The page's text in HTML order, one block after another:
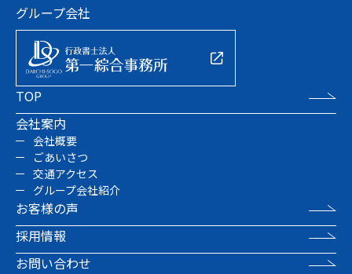
グループ会社
TOP
会社案内
会社概要
ごあいさつ
交通アクセス
グループ会社紹介
お客様の声
採用情報
お問い合わせ